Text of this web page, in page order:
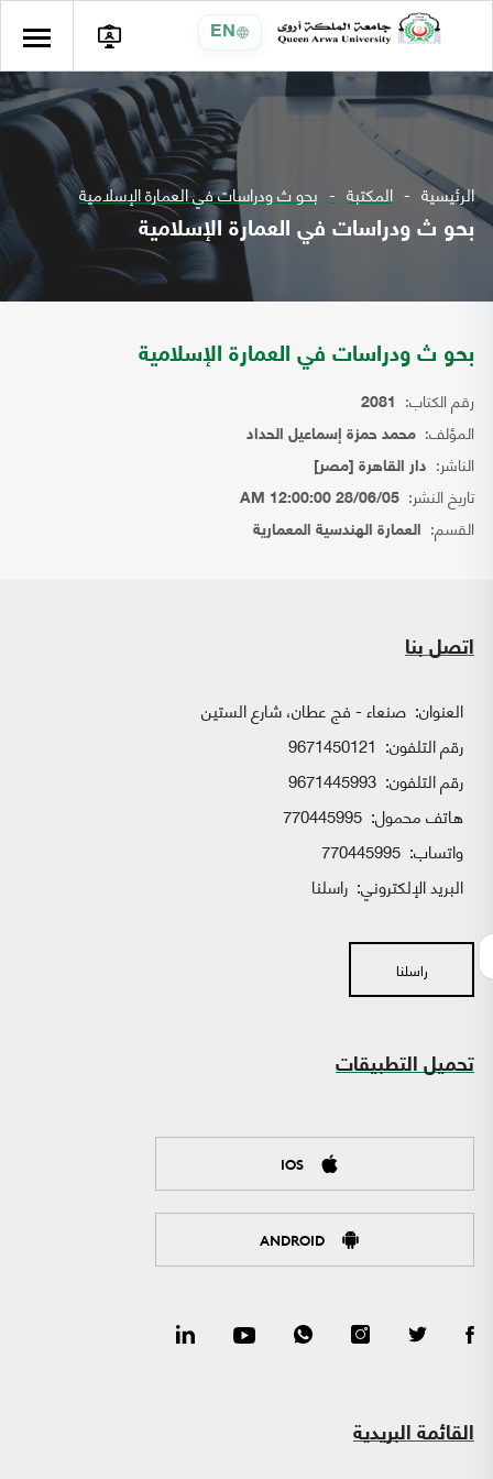
EN
الرئيسية المكتبة بحو ث ودراسات في العمارة الإسلامية
بحو ث ودراسات في العمارة الإسلامية
بحو ث ودراسات في العمارة الإسلامية
رقم الكتاب: 2081
المؤلف: محمد حمزة إسماعيل الحداد
الناشر: دار القاهرة [مصر]
تاريخ النشر: 28/06/05 12:00:00 AM
القسم: العمارة الهندسية المعمارية
اتصل بنا
العنوان: صنعاء - فج عطان، شارع الستين
رقم التلفون: 9671450121
رقم التلفون: 9671445993
هاتف محمول: 770445995
واتساب:
البريد الإلكتروني: راسلنا
راسلنا
تحميل التطبيقات
IOS
ANDROID
القائمة البريدية